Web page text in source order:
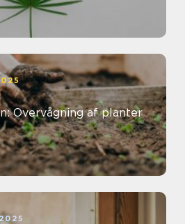
Overvågning af planter